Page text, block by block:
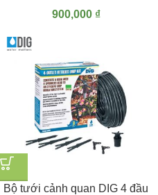
900,000 ₫
Bộ tưới cảnh quan DIG 4 đầu